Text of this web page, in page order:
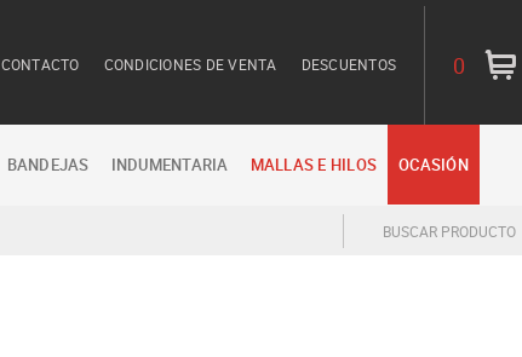
0
CONTACTO CONDICIONES DE VENTA DESCUENTOS
BANDEJAS INDUMENTARIA MALLAS E HILOS OCASIÓN